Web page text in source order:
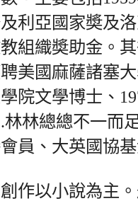
利亞國家奬及
組織奬助金。
美國麻薩諸塞
院文學博士、
林林總總不一而
員、大英國協
作以小說為主